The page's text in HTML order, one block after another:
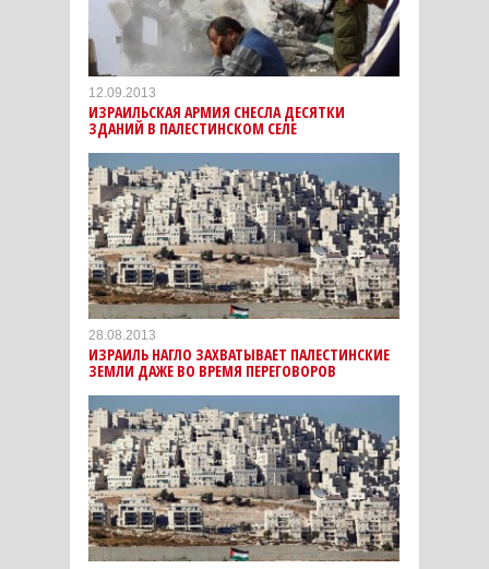
12.09.2013
ИЗРАИЛЬСКАЯ АРМИЯ СНЕСЛА ДЕСЯТКИ
ЗДАНИЙ В ПАЛЕСТИНСКОМ СЕЛЕ
28.08.2013
ИЗРАИЛЬ НАГЛО ЗАХВАТЫВАЕТ ПАЛЕСТИНСКИЕ
ЗЕМЛИ ДАЖЕ ВО ВРЕМЯ ПЕРЕГОВОРОВ